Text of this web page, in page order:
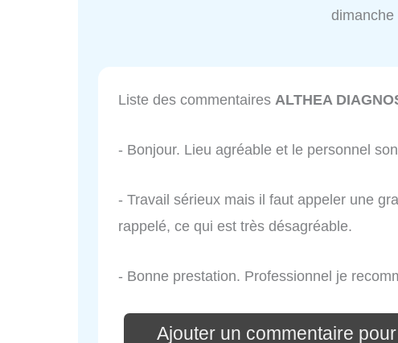
dimanche
Liste des commentaires ALTHEA
- Bonjour. Lieu agréable et le personnel
- Travail sérieux mais il faut appeler une
rappelé, ce qui est très désagréable.
- Bonne prestation. Professionnel je
Ajouter un commentaire